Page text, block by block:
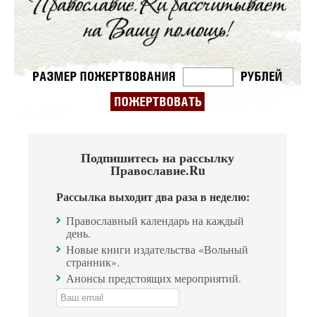
Подпишитесь на рассылку
Православие.Ru
Рассылка выходит два раза в неделю:
Православный календарь на каждый
день.
Новые книги издательства «Вольный
странник».
Анонсы предстоящих мероприятий.